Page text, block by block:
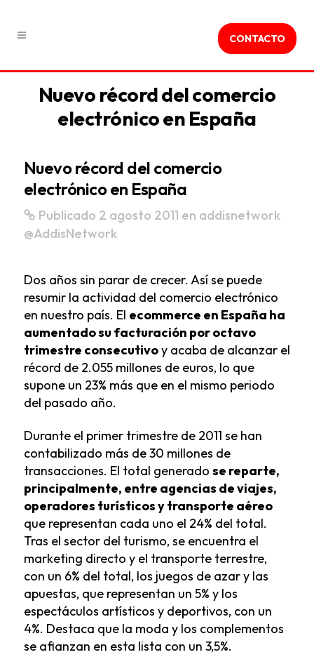
CONTACTO
Nuevo récord del comercio
electrónico en España
Nuevo récord del comercio
electrónico en España
Publicado 2 agosto 2011 en addisnetwork
@AddisNetwork
Dos años sin parar de crecer. Así se puede
resumir la actividad del comercio electrónico
en nuestro país. El ecommerce en España ha
aumentado su facturación por octavo
trimestre consecutivoy acaba de alcanzar el
récord de 2.055 millones de euros, lo que
supone un 23% más que en el mismo periodo
del pasado año.
Durante el primer trimestre de 2011 se han
contabilizado más de 30 millones de
transacciones. El total generado se reparte,
principalmente, entre agencias de viajes,
operadores turísticos y transporte aéreo
que representan cada uno el 24% del total.
Tras el sector del turismo, se encuentra el
marketing directo y el transporte terrestre,
con un 6% del total, los juegos de azar y las
apuestas, que representan un 5% y los
espectáculos artísticos y deportivos, con un
4%. Destaca que la moda y los complementos
se afianzan en esta lista con un 3,5%.